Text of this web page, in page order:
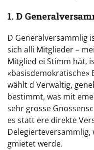
1. D
D Generalversammlig
sich alli Mitglieder –
Mitglied ei Stimm hät,
«basisdemokratische»
wählt d Verwaltig,
bestimmt, was mit
sehr grosse
es statt ere direkte
gmietet werde.